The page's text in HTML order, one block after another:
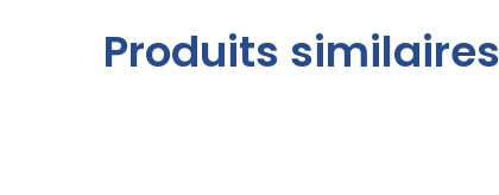
Produits similaires